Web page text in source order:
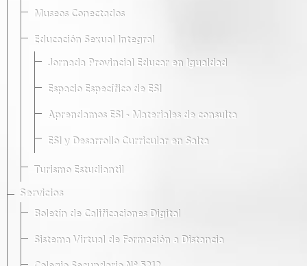
Museos Conectados
Educación Sexual Integral
Jornada Provincial Educar en Igualdad
Espacio Específico de ESI
Aprendamos ESI - Materiales de consulta
ESI y Desarrollo Curricular en Salta
Turismo Estudiantil
Servicios
Boletín de Calificaciones Digital
Sistema Virtual de Formación a Distancia